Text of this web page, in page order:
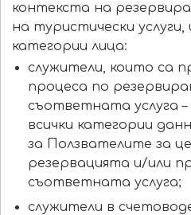
контекста на
на туристически
категории лица:
служители, които са
процеса по
съответната услуга
всички категории
за Ползвателите за
резервацията и/или
съответната услуга;
служители в